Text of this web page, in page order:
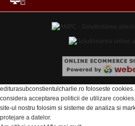
editurasubconstientulcharlie.ro foloseste
considera acceptarea politicii de utilizare cookies
site-ul nostru folosim si sisteme de analiza si
protejare a datelor.